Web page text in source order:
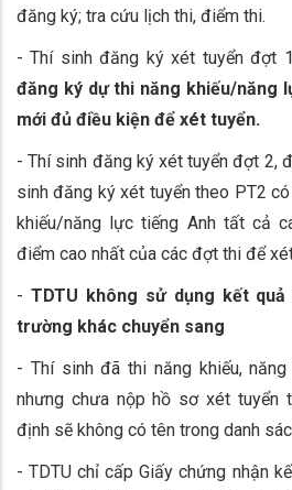
đăng ký; tra cứu lịch thi, điểm thi.
- Thí sinh đăng ký xét tuyển đợt
đăng ký dự thi năng khiếu/năng
mới đủ điều kiện để xét tuyển.
- Thí sinh đăng ký xét tuyển đợt 2,
sinh đăng ký xét tuyển theo PT2
khiếu/năng lực tiếng Anh tất cả
điểm cao nhất của các đợt thi để
- TDTU không sử dụng kết
trường khác chuyển sang
- Thí sinh đã thi năng khiếu,
nhưng chưa nộp hồ sơ xét tuyển
định sẽ không có tên trong danh
- TDTU chỉ cấp Giấy chứng nhận